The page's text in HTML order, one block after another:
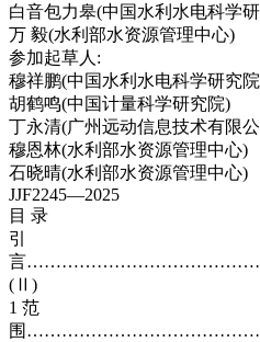
白音包力皋(中国水利水电科学
万 毅(水利部水资源管理中心)
参加起草人:
穆祥鹏(中国水利水电科学研究
胡鹤鸣(中国计量科学研究院)
丁永清(广州远动信息技术有限
穆恩林(水利部水资源管理中心)
石晓晴(水利部水资源管理中心)
JJF2245—2025
目 录
引
言
(Ⅱ)
1 范
围